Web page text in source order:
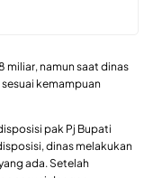
miliar, namun saat dinas
kemampuan
pak Pj Bupati
dinas melakukan
ada. Setelah